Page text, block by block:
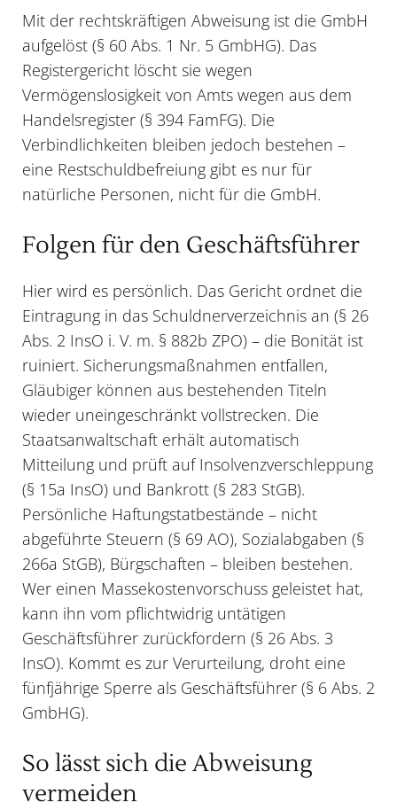
Mit der rechtskräftigen Abweisung ist die GmbH
aufgelöst (§ 60 Abs. 1 Nr. 5 GmbHG). Das
Registergericht löscht sie wegen
Vermögenslosigkeit von Amts wegen aus dem
Handelsregister (§ 394 FamFG). Die
Verbindlichkeiten bleiben jedoch bestehen –
eine Restschuldbefreiung gibt es nur für
natürliche Personen, nicht für die GmbH.
Folgen für den Geschäftsführer
Hier wird es persönlich. Das Gericht ordnet die
Eintragung in das Schuldnerverzeichnis an (§ 26
Abs. 2 InsO i. V. m. § 882b ZPO) – die Bonität ist
ruiniert. Sicherungsmaßnahmen entfallen,
Gläubiger können aus bestehenden Titeln
wieder uneingeschränkt vollstrecken. Die
Staatsanwaltschaft erhält automatisch
Mitteilung und prüft auf Insolvenzverschleppung
(§ 15a InsO) und Bankrott (§ 283 StGB).
Persönliche Haftungstatbestände – nicht
abgeführte Steuern (§ 69 AO), Sozialabgaben (§
266a StGB), Bürgschaften – bleiben bestehen.
Wer einen Massekostenvorschuss geleistet hat,
kann ihn vom pflichtwidrig untätigen
Geschäftsführer zurückfordern (§ 26 Abs. 3
InsO). Kommt es zur Verurteilung, droht eine
fünfjährige Sperre als Geschäftsführer (§ 6 Abs. 2
GmbHG).
So lässt sich die Abweisung
vermeiden